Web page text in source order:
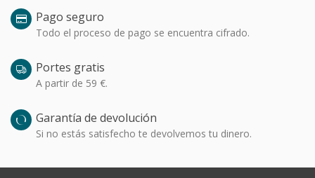
Pago seguro
Todo el proceso de pago se encuentra cifrado.
Portes gratis
A partir de 59 €.
Garantía de devolución
Si no estás satisfecho te devolvemos tu dinero.